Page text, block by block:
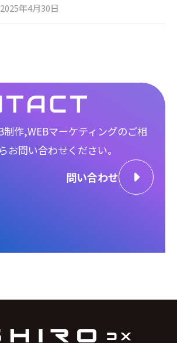
2025年4月30日
制作,WEBマーケティングのご相
お問い合わせください。
問い合わせ